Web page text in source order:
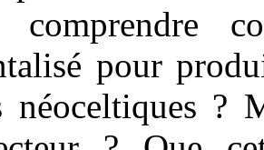
comprendre
pour
néoceltiques ?